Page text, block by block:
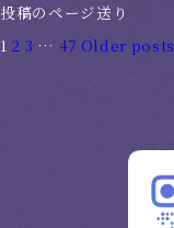
投稿のページ送り
1 2 3 … 47 Older posts